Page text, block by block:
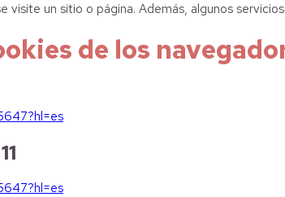
visite un sitio o página. Además, algunos
de los